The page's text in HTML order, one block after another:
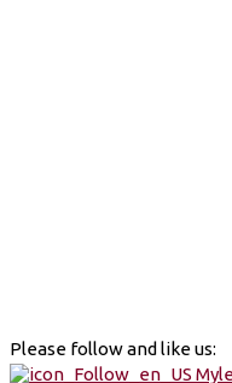
Please follow and like us: